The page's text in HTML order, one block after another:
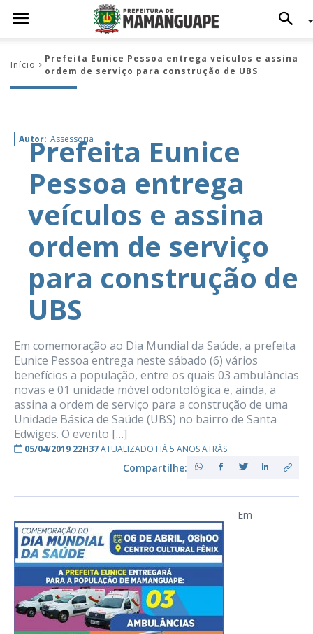
Início
Prefeita Eunice Pessoa entrega veículos e assina
ordem de serviço para construção de UBS
Autor: Assessoria
Prefeita Eunice
Pessoa entrega
veículos e assina
ordem de serviço
para construção de
UBS
Em comemoração ao Dia Mundial da Saúde, a prefeita
Eunice Pessoa entrega neste sábado (6) vários
benefícios a população, entre os quais 03 ambulâncias
novas e 01 unidade móvel odontológica e, ainda, a
assina a ordem de serviço para a construção de uma
Unidade Básica de Saúde (UBS) no bairro de Santa
Edwiges. O evento […]
05/04/2019 22H37ATUALIZADO HÁ 5 ANOS ATRÁS
Compartilhe:
Em